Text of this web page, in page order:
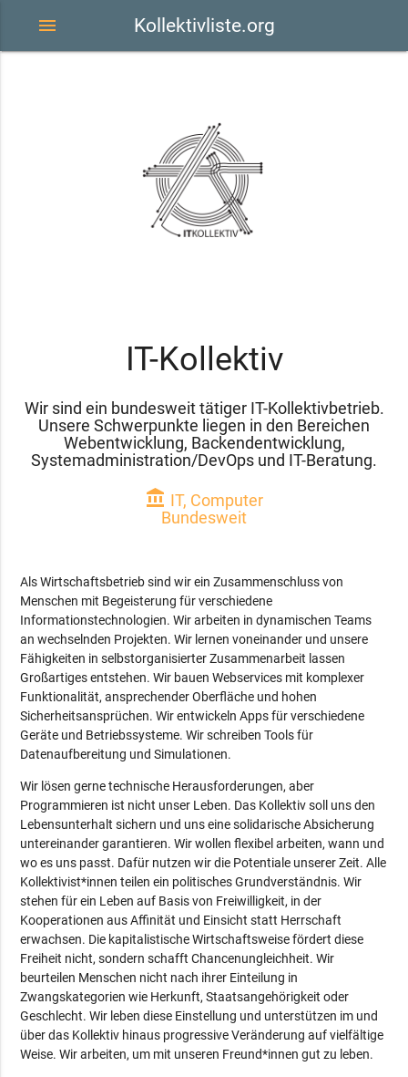
Kollektivliste.org
menu
IT-Kollektiv
Wir sind ein bundesweit tätiger IT-Kollektivbetrieb.
Unsere Schwerpunkte liegen in den Bereichen
Webentwicklung, Backendentwicklung,
Systemadministration/DevOps und IT-Beratung.
account_balance IT, Computer
Bundesweit
Als Wirtschaftsbetrieb sind wir ein Zusammenschluss von
Menschen mit Begeisterung für verschiedene
Informationstechnologien. Wir arbeiten in dynamischen Teams
an wechselnden Projekten. Wir lernen voneinander und unsere
Fähigkeiten in selbstorganisierter Zusammenarbeit lassen
Großartiges entstehen. Wir bauen Webservices mit komplexer
Funktionalität, ansprechender Oberfläche und hohen
Sicherheitsansprüchen. Wir entwickeln Apps für verschiedene
Geräte und Betriebssysteme. Wir schreiben Tools für
Datenaufbereitung und Simulationen.
Wir lösen gerne technische Herausforderungen, aber
Programmieren ist nicht unser Leben. Das Kollektiv soll uns den
Lebensunterhalt sichern und uns eine solidarische Absicherung
untereinander garantieren. Wir wollen flexibel arbeiten, wann und
wo es uns passt. Dafür nutzen wir die Potentiale unserer Zeit. Alle
Kollektivist*innen teilen ein politisches Grundverständnis. Wir
stehen für ein Leben auf Basis von Freiwilligkeit, in der
Kooperationen aus Affinität und Einsicht statt Herrschaft
erwachsen. Die kapitalistische Wirtschaftsweise fördert diese
Freiheit nicht, sondern schafft Chancenungleichheit. Wir
beurteilen Menschen nicht nach ihrer Einteilung in
Zwangskategorien wie Herkunft, Staatsangehörigkeit oder
Geschlecht. Wir leben diese Einstellung und unterstützen im und
über das Kollektiv hinaus progressive Veränderung auf vielfältige
Weise. Wir arbeiten, um mit unseren Freund*innen gut zu leben.